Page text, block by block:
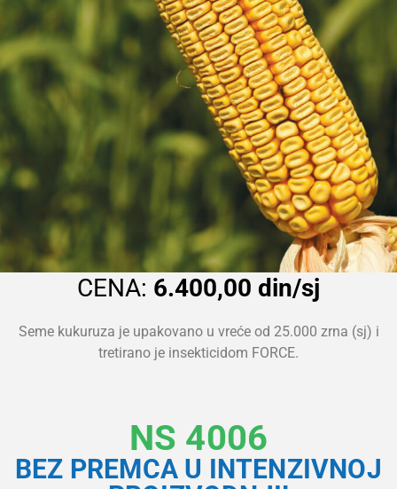
CENA: 6.400,00 din/sj
Seme kukuruza je upakovano u vreće od 25.000 zrna (sj) i
tretirano je insekticidom FORCE.
NS 4006
BEZ PREMCA U INTENZIVNOJ